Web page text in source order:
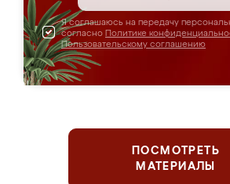
Я соглашаюсь на передачу
согласно Политике
Пользовательскому соглашению
ПОСМОТРЕТЬ
МАТЕРИАЛЫ